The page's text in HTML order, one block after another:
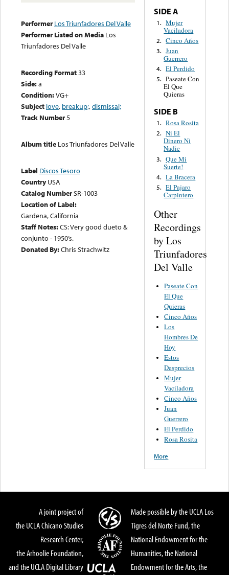
Performer Los Triunfadores Del Valle
Performer Listed on Media Los
Triunfadores Del Valle
Recording Format33
Side:a
Condition:VG+
Subject love, breakup;,dismissal;
Track Number5
Album title Los Triunfadores Del Valle
Label Discos Tesoro
Country USA
Catalog NumberSR-1003
Location of Label:
Gardena, California
Staff Notes:CS: Very good dueto &
conjunto - 1950’s.
Donated By:Chris Strachwitz
SIDE A
1. Mujer
Vaciladora
2. Cinco Años
3. Juan
Guerrero
4. El Perdido
5. Paseate Con
El Que
Quieras
SIDE B
1. Rosa Rosita
2. Ni El
Dinero Ni
Nadie
3. Que Mi
Suerte!
4. La Bracera
5. El Pajaro
Carpintero
Other
Recordings
by Los
Triunfadores
Del Valle
Paseate Con
El Que
Quieras
Cinco Años
Los
Hombres De
Hoy
Estos
Desprecios
Mujer
Vaciladora
Cinco Años
Juan
Guerrero
El Perdido
Rosa Rosita
More
A joint project of
the UCLA Chicano Studies
Research Center,
the Arhoolie Foundation,
and the UCLA Digital Library
Made possible by the UCLA Los
Tigres del Norte Fund, the
National Endowment for the
Humanities, the National
Endowment for the Arts, the